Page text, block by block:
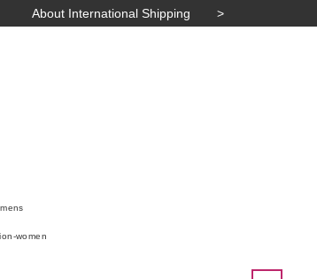
About International Shipping
women